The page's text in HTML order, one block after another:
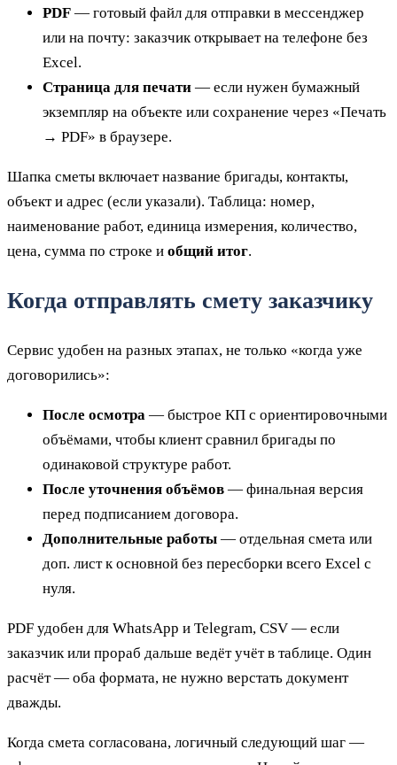
PDF — готовый файл для отправки в мессенджер
или на почту: заказчик открывает на телефоне без
Excel.
Страница для печати — если нужен бумажный
экземпляр на объекте или сохранение через «Печать
→ PDF» в браузере.
Шапка сметы включает название бригады, контакты,
объект и адрес (если указали). Таблица: номер,
наименование работ, единица измерения, количество,
цена, сумма по строке и общий итог.
Когда отправлять смету заказчику
Сервис удобен на разных этапах, не только «когда уже
договорились»:
После осмотра — быстрое КП с ориентировочными
объёмами, чтобы клиент сравнил бригады по
одинаковой структуре работ.
После уточнения объёмов — финальная версия
перед подписанием договора.
Дополнительные работы — отдельная смета или
доп. лист к основной без пересборки всего Excel с
нуля.
PDF удобен для WhatsApp и Telegram, CSV — если
заказчик или прораб дальше ведёт учёт в таблице. Один
расчёт — оба формата, не нужно верстать документ
дважды.
Когда смета согласована, логичный следующий шаг —